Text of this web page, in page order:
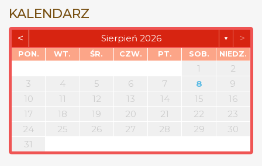
KALENDARZ
< Sierpień 2026 ▼ >
PON. WT. ŚR. CZW. PT. SOB. NIEDZ.
1
2
3
4 5 6 7 8
9
10
11 12 13 14 15
16
17
18 19 20 21 22
23
24
25 26 27 28 29
30
31